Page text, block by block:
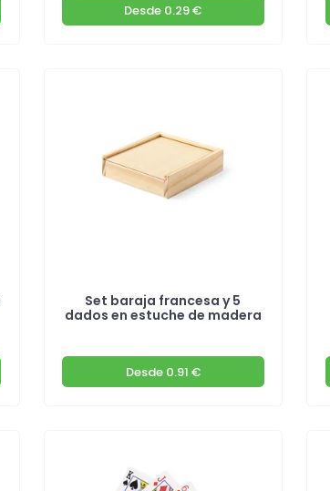
Desde 0.29 €
Set baraja francesa y 5
dados en estuche de madera
Desde0.91 €